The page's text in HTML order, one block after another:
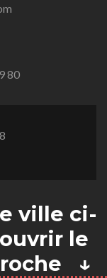
80
ville ci-
le
↓